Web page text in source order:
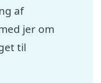
af
jer om
til